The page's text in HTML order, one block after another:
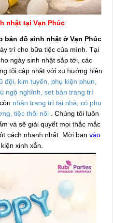
nhật tại Vạn Phúc
bán đồ sinh nhật ở Vạn Phúc
trí cho bữa tiệc của mình. Tại
ngày sinh nhật sắp tới, các
tôi cập nhật với xu hướng hiện
đội, kim tuyến, phụ kiện phun,
ngộ nghĩnh, set bàn trang trí
nhận trang trí tại nhà, có phụ
tiệc thôi nôi . Chúng tôi luôn
và sẽ giải quyết mọi thắc mắc
cách nhanh nhất. Mời bạn vào
xinh xắn.